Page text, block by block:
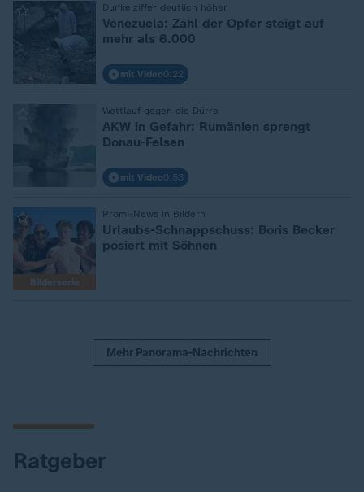
Dunkelziffer deutlich höher
:
Venezuela: Zahl der Opfer steigt auf
mehr als 6.000
mit Video0:22
Wettlauf gegen die Dürre
AKW in Gefahr: Rumänien sprengt
Donau-Felsen
mit Video0:53
Bilderserie
Promi-News in Bildern
:
Urlaubs-Schnappschuss: Boris Becker
posiert mit Söhnen
Mehr Panorama-Nachrichten
Ratgeber